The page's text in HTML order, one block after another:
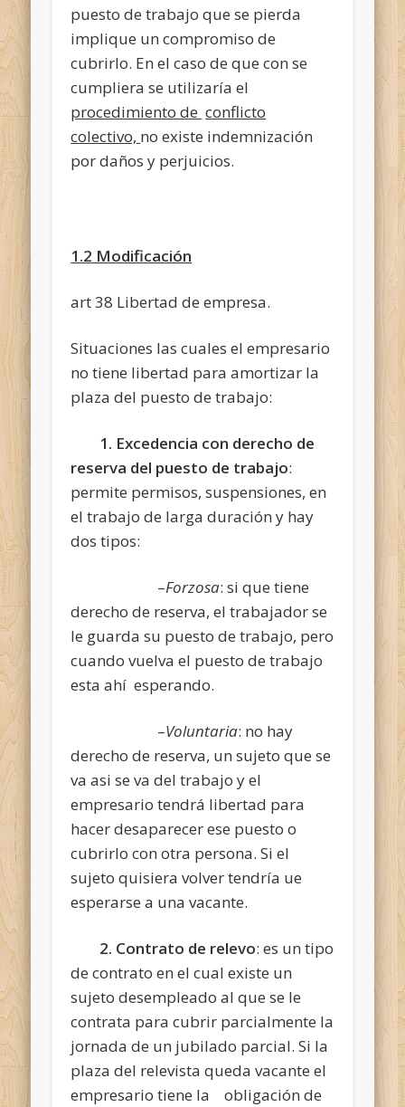
puesto de trabajo que se pierda
implique un compromiso de
cubrirlo. En el caso de que con se
cumpliera se utilizaría el
procedimiento de conflicto
colectivo, no existe indemnización
por daños y perjuicios.
1.2 Modificación
art 38 Libertad de empresa.
Situaciones las cuales el empresario
no tiene libertad para amortizar la
plaza del puesto de trabajo:
1. Excedencia con derecho de
reserva del puesto de trabajo:
permite permisos, suspensiones, en
el trabajo de larga duración y hay
dos tipos:
–Forzosa: si que tiene
derecho de reserva, el trabajador se
le guarda su puesto de trabajo, pero
cuando vuelva el puesto de trabajo
esta ahí esperando.
–Voluntaria: no hay
derecho de reserva, un sujeto que se
va asi se va del trabajo y el
empresario tendrá libertad para
hacer desaparecer ese puesto o
cubrirlo con otra persona. Si el
sujeto quisiera volver tendría ue
esperarse a una vacante.
2. Contrato de relevo: es un tipo
de contrato en el cual existe un
sujeto desempleado al que se le
contrata para cubrir parcialmente la
jornada de un jubilado parcial. Si la
plaza del relevista queda vacante el
empresario tiene la obligación de